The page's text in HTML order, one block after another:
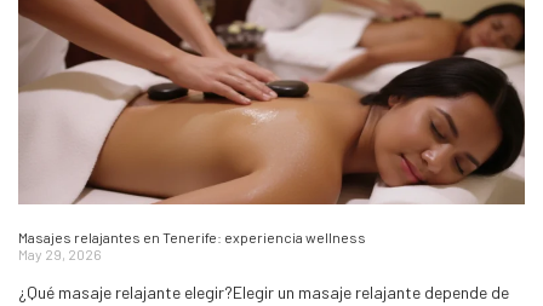
Masajes relajantes en Tenerife: experiencia wellness
May 29, 2026
¿Qué masaje relajante elegir?Elegir un masaje relajante depende de